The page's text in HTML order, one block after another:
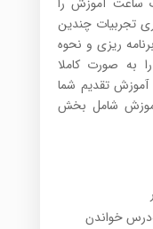
ساعت آموزش را
تجربیات چندین
ریزی و نحوه
به صورت کاملا
تقدیم شما
شامل بخش
خواندن